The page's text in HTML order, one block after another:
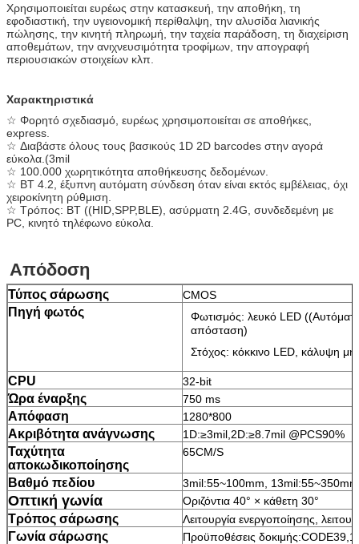
Χρησιμοποιείται ευρέως στην κατασκευή, την αποθήκη, τη
εφοδιαστική, την υγειονομική περίθαλψη, την αλυσίδα λιανικής
πώλησης, την κινητή πληρωμή, την ταχεία παράδοση, τη διαχείριση
αποθεμάτων, την ανιχνευσιμότητα τροφίμων, την απογραφή
περιουσιακών στοιχείων κλπ.
Χαρακτηριστικά
☆ Φορητό σχεδιασμό, ευρέως χρησιμοποιείται σε αποθήκες,
express.
☆ Διαβάστε όλους τους βασικούς 1D 2D barcodes στην αγορά
εύκολα.(3mil
☆ 100.000 χωρητικότητα αποθήκευσης δεδομένων.
☆ BT 4.2, έξυπνη αυτόματη σύνδεση όταν είναι εκτός εμβέλειας, όχι
χειροκίνητη ρύθμιση.
☆ Τρόπος: BT ((HID,SPP,BLE), ασύρματη 2.4G, συνδεδεμένη με
PC, κινητό τηλέφωνο εύκολα.
Απόδοση
Τύπος σάρωσης CMOS
Πηγή φωτός
Φωτισμός: λευκό LED
απόσταση)
Στόχος: κόκκινο LED, κάλυψη
CPU 32-bit
Ώρα έναρξης 750 ms
Απόφαση 1280*800
Ακριβότητα ανάγνωσης 1D:≥3mil,2D:≥8.7mil @PCS90%
Ταχύτητα
αποκωδικοποίησης
65CM/S
Βαθμό πεδίου 3mil:55~100mm, 13mil:55~350mm
Οπτική γωνία Οριζόντια 40° × κάθετη 30°
Τρόπος σάρωσης Λειτουργία ενεργοποίησης,
Γωνία σάρωσης Προϋποθέσεις